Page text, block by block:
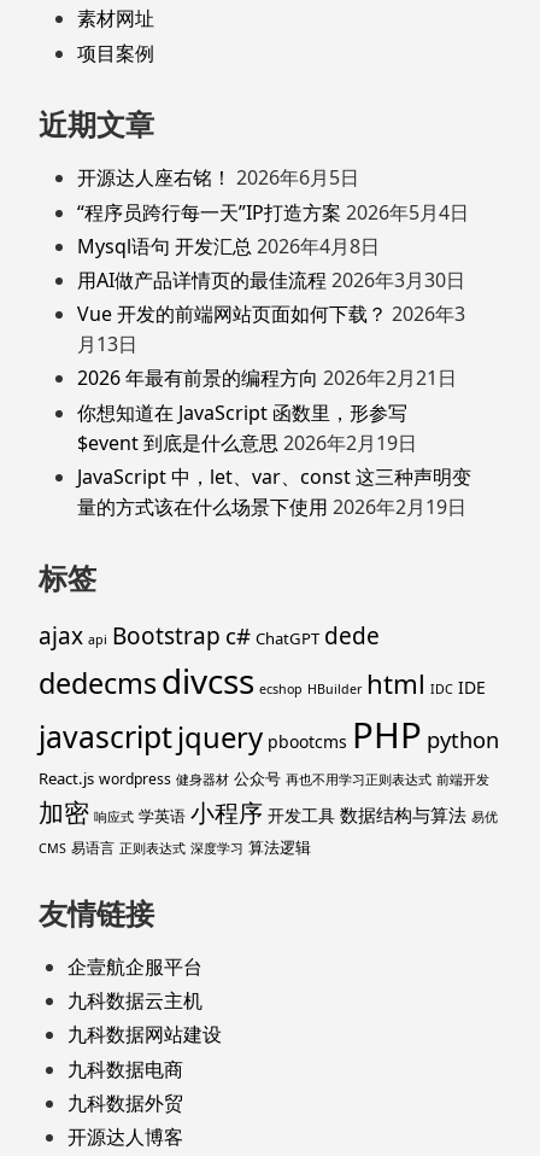
素材网址
项目案例
近期文章
开源达人座右铭！ 2026年6月5日
“程序员跨行每一天”IP打造方案 2026年5月4日
Mysql语句 开发汇总 2026年4月8日
用AI做产品详情页的最佳流程 2026年3月30日
Vue 开发的前端网站页面如何下载？ 2026年3
月13日
2026 年最有前景的编程方向 2026年2月21日
你想知道在 JavaScript 函数里，形参写
$event 到底是什么意思 2026年2月19日
JavaScript 中，let、var、const 这三种声明变
量的方式该在什么场景下使用 2026年2月19日
标签
ajax api Bootstrap c# ChatGPT dede
dedecmsdivcss ecshop HBuilder html IDC IDE
javascriptjquery pbootcms PHP python
React.js wordpress 健身器材 公众号 再也不用学习正则表达式 前端开发
加密 响应式 学英语 小程序 开发工具 数据结构与算法 易优
CMS 易语言 正则表达式 深度学习 算法逻辑
友情链接
企壹航企服平台
九科数据云主机
九科数据网站建设
九科数据电商
九科数据外贸
开源达人博客